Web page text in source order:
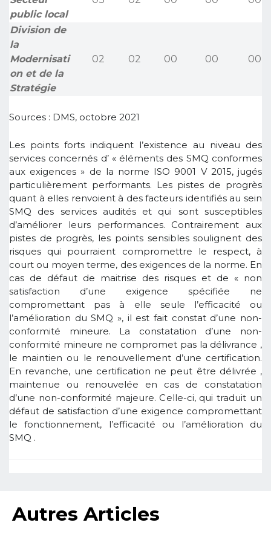
public local
Division de
la
Modernisati
on et de la
Stratégie
02 02 00 00 00
Sources : DMS, octobre 2021
Les points forts indiquent l’existence au niveau des
services concernés d’ « éléments des SMQ conformes
aux exigences » de la norme ISO 9001 V 2015, jugés
particulièrement performants. Les pistes de progrès
quant à elles renvoient à des facteurs identifiés au sein
SMQ des services audités et qui sont susceptibles
d’améliorer leurs performances. Contrairement aux
pistes de progrès, les points sensibles soulignent des
risques qui pourraient compromettre le respect, à
court ou moyen terme, des exigences de la norme. En
cas de défaut de maitrise des risques et de « non
satisfaction d’une exigence spécifiée ne
compromettant pas à elle seule l’efficacité ou
l’amélioration du SMQ », il est fait constat d’une non-
conformité mineure. La constatation d’une non-
conformité mineure ne compromet pas la délivrance ,
le maintien ou le renouvellement d’une certification.
En revanche, une certification ne peut être délivrée ,
maintenue ou renouvelée en cas de constatation
d’une non-conformité majeure. Celle-ci, qui traduit un
défaut de satisfaction d’une exigence compromettant
le fonctionnement, l’efficacité ou l’amélioration du
SMQ .
Autres Articles